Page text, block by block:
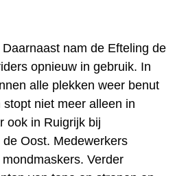
nam de Efteling de
opnieuw in gebruik. In
alle plekken weer benut
niet meer alleen in
ook in Ruigrijk bij
Oost. Medewerkers
Verder